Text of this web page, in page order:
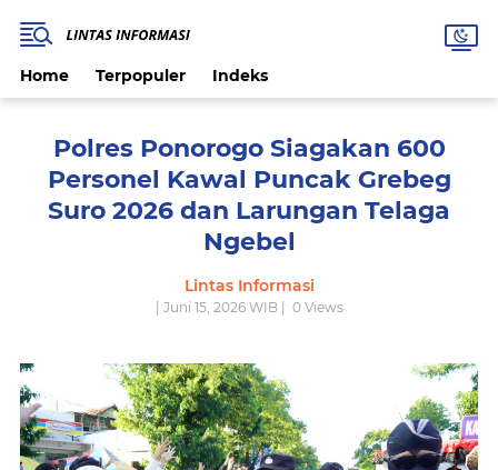
Home Terpopuler Indeks
Polres Ponorogo Siagakan 600
Personel Kawal Puncak Grebeg
Suro 2026 dan Larungan Telaga
Ngebel
Lintas Informasi
| Juni 15, 2026 WIB | 0Views